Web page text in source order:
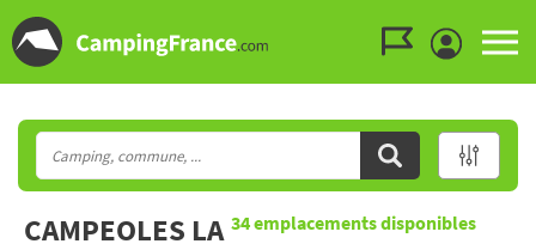
CAMPEOLES LA 34emplacements disponibles